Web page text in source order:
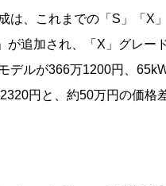
は、これまでの「S」「X
が追加され、「X」グレー
デルが366万1200円、
円と、約50万円の価格